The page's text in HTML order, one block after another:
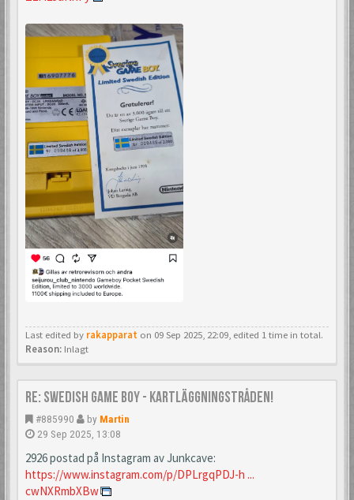
Last edited by rakapparat on 09 Sep 2025, 22:09, edited 1 time in total.
Reason: Inlagt
Re: Swedish Game Boy - Kartläggningstråden!
#885990 by Martin
29 Sep 2025, 13:08
2926 postad på Instagram av Junkcave:
https://www.instagram.com/p/DPLrgqPDJ-h ...
cwNXRmbXBw